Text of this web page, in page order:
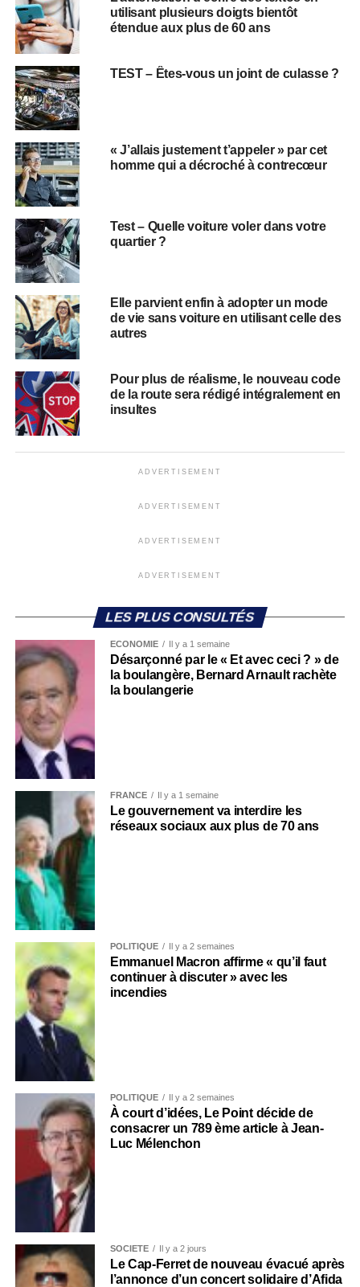
utilisant plusieurs doigts bientôt
étendue aux plus de 60 ans
TEST – Êtes-vous un joint de culasse ?
« J’allais justement t’appeler » par cet
homme qui a décroché à contrecœur
Test – Quelle voiture voler dans votre
quartier ?
Elle parvient enfin à adopter un mode
de vie sans voiture en utilisant celle des
autres
Pour plus de réalisme, le nouveau code
de la route sera rédigé intégralement en
insultes
ADVERTISEMENT
ADVERTISEMENT
ADVERTISEMENT
ADVERTISEMENT
LES PLUS CONSULTÉS
ECONOMIE Il y a 1 semaine
Désarçonné par le « Et avec ceci ? » de
la boulangère, Bernard Arnault rachète
la boulangerie
FRANCE Il y a 1 semaine
Le gouvernement va interdire les
réseaux sociaux aux plus de 70 ans
POLITIQUE Il y a 2 semaines
Emmanuel Macron affirme « qu’il faut
continuer à discuter » avec les
incendies
POLITIQUE Il y a 2 semaines
À court d’idées, Le Point décide de
consacrer un 789 ème article à Jean-
Luc Mélenchon
SOCIÉTÉ Il y a 2 jours
Le Cap-Ferret de nouveau évacué après
l’annonce d’un concert solidaire d’Afida